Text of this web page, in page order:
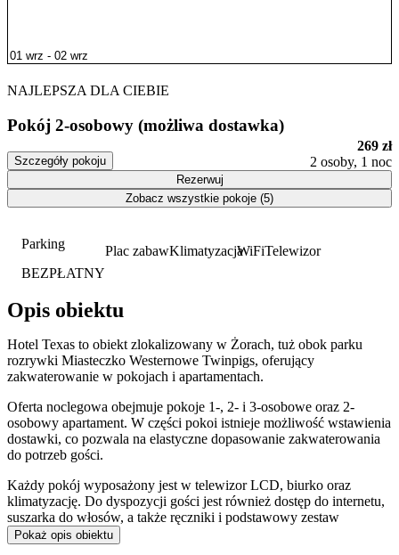
Parking
BEZPŁATNY
Plac zabawKlimatyzacjaWiFiTelewizor
Opis obiektu
Hotel Texas to obiekt zlokalizowany w Żorach, tuż obok parku
rozrywki Miasteczko Westernowe Twinpigs, oferujący
zakwaterowanie w pokojach i apartamentach.
Oferta noclegowa obejmuje pokoje 1-, 2- i 3-osobowe oraz 2-
osobowy apartament. W części pokoi istnieje możliwość wstawienia
dostawki, co pozwala na elastyczne dopasowanie zakwaterowania
do potrzeb gości.
Każdy pokój wyposażony jest w telewizor LCD, biurko oraz
klimatyzację. Do dyspozycji gości jest również dostęp do internetu,
suszarka do włosów, a także ręczniki i podstawowy zestaw
kosmetyków łazienkowych.
Pokaż opis obiektu
NAJLEPSZA DLA CIEBIE
Pokój 2-osobowy (możliwa dostawka)
Szczegóły pokoju
269 zł
2 osoby, 1 noc
Rezerwuj
Zobacz wszystkie pokoje (5)